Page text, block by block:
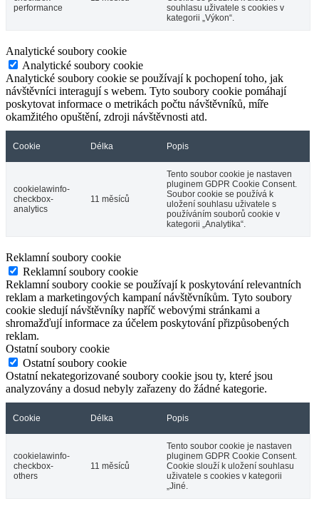
performance
souhlasu uživatele s cookies v
kategorii „Výkon“.
Analytické soubory cookie
Analytické soubory cookie
Analytické soubory cookie se používají k pochopení toho, jak
návštěvníci interagují s webem. Tyto soubory cookie pomáhají
poskytovat informace o metrikách počtu návštěvníků, míře
okamžitého opuštění, zdroji návštěvnosti atd.
Cookie Délka Popis
cookielawinfo-
checkbox-
analytics
11 měsíců
Tento soubor cookie je nastaven
pluginem GDPR Cookie Consent.
Soubor cookie se používá k
uložení souhlasu uživatele s
používáním souborů cookie v
kategorii „Analytika“.
Reklamní soubory cookie
Reklamní soubory cookie
Reklamní soubory cookie se používají k poskytování relevantních
reklam a marketingových kampaní návštěvníkům. Tyto soubory
cookie sledují návštěvníky napříč webovými stránkami a
shromažďují informace za účelem poskytování přizpůsobených
reklam.
Ostatní soubory cookie
Ostatní soubory cookie
Ostatní nekategorizované soubory cookie jsou ty, které jsou
analyzovány a dosud nebyly zařazeny do žádné kategorie.
Cookie Délka Popis
cookielawinfo-
checkbox-
others
11 měsíců
Tento soubor cookie je nastaven
pluginem GDPR Cookie Consent.
Cookie slouží k uložení souhlasu
uživatele s cookies v kategorii
„Jiné.